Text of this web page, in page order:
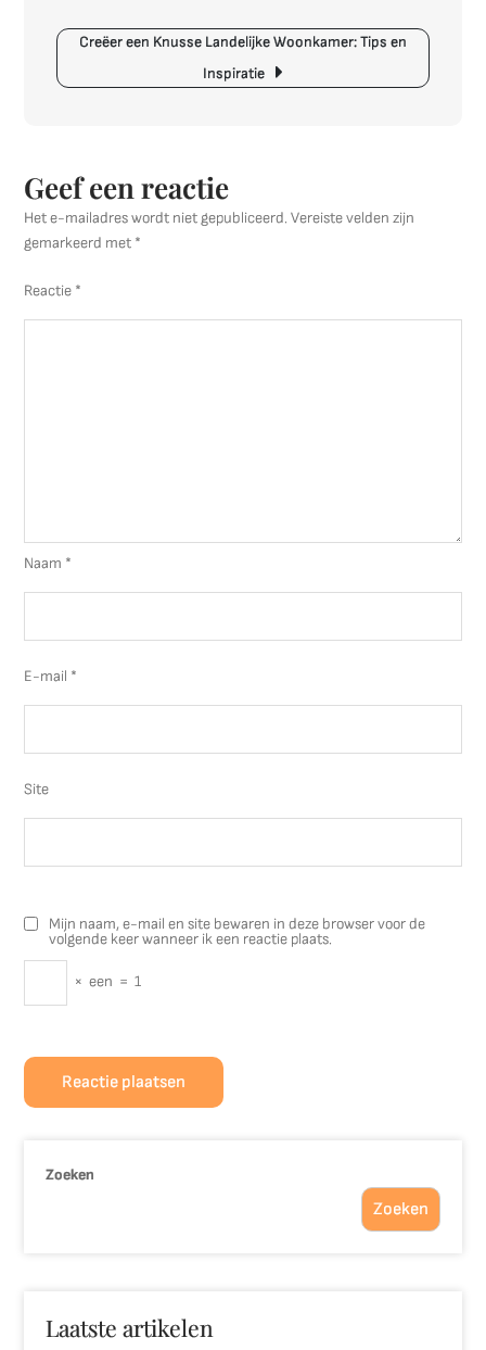
Jouw
Creëer een Knusse Landelijke Woonkamer: Tips en
Inspiratie
Geef een reactie
Het e-mailadres wordt niet gepubliceerd. Vereiste velden zijn
gemarkeerd met *
Reactie *
Naam *
E-mail *
Site
Mijn naam, e-mail en site bewaren in deze browser voor de
volgende keer wanneer ik een reactie plaats.
× een = 1
Zoeken
Zoeken
Laatste artikelen